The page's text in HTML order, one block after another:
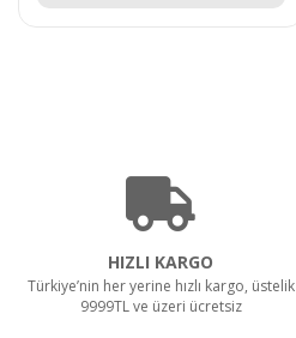
HIZLI KARGO
Türkiye’nin her yerine hızlı kargo, üstelik
9999TL ve üzeri ücretsiz